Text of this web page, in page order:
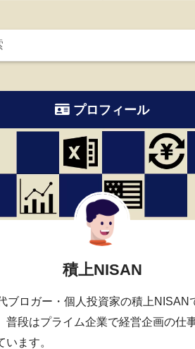
プロフィール
積上NISAN
ブロガー・個人投資家の積上NISAN
普段はプライム企業で経営企画の仕
います。